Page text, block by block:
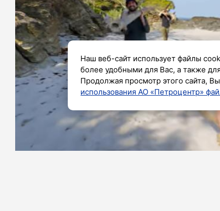
Наш веб-сайт использует файлы
более удобными для Вас, а также
Продолжая просмотр этого сайта,
использования АО «Петроцентр»